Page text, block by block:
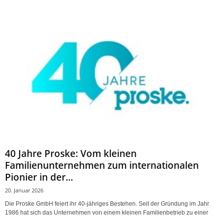
40 Jahre Proske: Vom kleinen
Familienunternehmen zum internationalen
Pionier in der...
20. Januar 2026
Die Proske GmbH feiert ihr 40-jähriges Bestehen. Seit der Gründung im Jahr
1986 hat sich das Unternehmen von einem kleinen Familienbetrieb zu einer